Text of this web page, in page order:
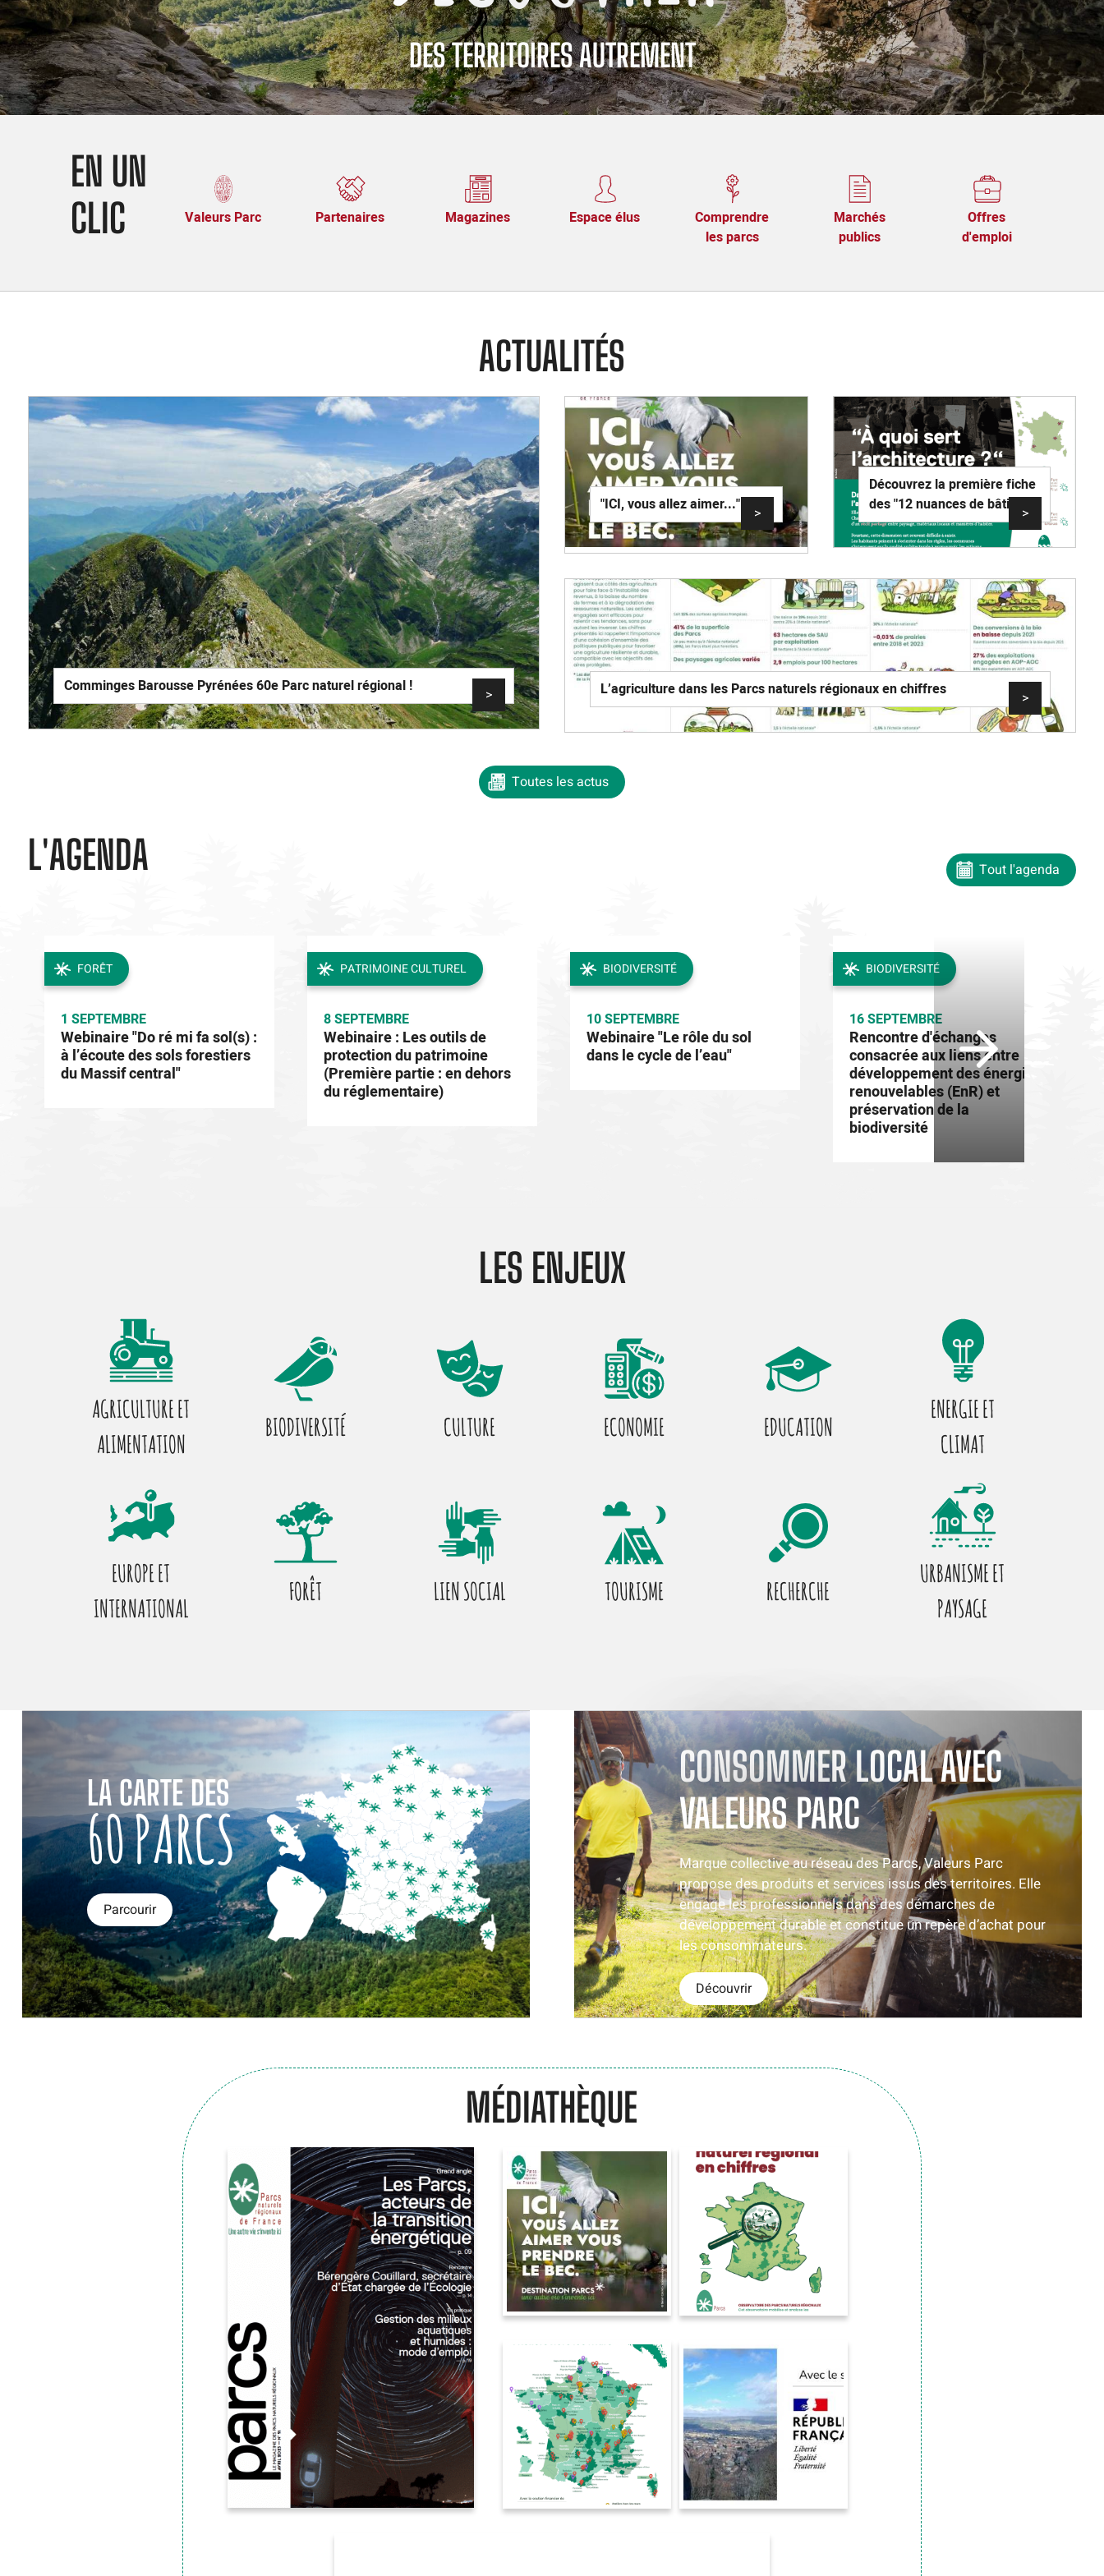
DES TERRITOIRES AUTREMENT
EN UN
CLIC
Valeurs Parc Partenaires Magazines Espace élus
Comprendre
les parcs
Marchés
publics
Offres
d'emploi
ACTUALITÉS
Comminges Barousse Pyrénées 60e Parc naturel régional ! >
Découvrez la première fiche
des "12 nuances de bâti"
>
"ICI, vous allez aimer..." >
L’agriculture dans les Parcs naturels régionaux en chiffres >
Toutes les actus
L'AGENDA
FORÊT
1 SEPTEMBRE
Webinaire "Do ré mi fa sol(s) :
à l’écoute des sols forestiers
du Massif central"
PATRIMOINE CULTUREL
8 SEPTEMBRE
Webinaire : Les outils de
protection du patrimoine
(Première partie : en dehors
du réglementaire)
BIODIVERSITÉ
10 SEPTEMBRE
Webinaire "Le rôle du sol
dans le cycle de l’eau"
BIODIVERSITÉ
16 SEPTEMBRE
Rencontre d'échanges
consacrée aux liens entre
développement des énergies
renouvelables (EnR) et
préservation de la
biodiversité
Tout l'agenda
LES ENJEUX
AGRICULTURE ET
ALIMENTATION
BIODIVERSITÉ CULTURE ECONOMIE EDUCATION
ENERGIE ET
CLIMAT
EUROPE ET
INTERNATIONAL
FORÊT LIEN SOCIAL TOURISME RECHERCHE
URBANISME ET
PAYSAGE
LA CARTE DES
60 PARCS
Parcourir
CONSOMMER LOCAL AVEC
VALEURS PARC
Marque collective au réseau des Parcs, Valeurs Parc
propose des produits et services issus des territoires. Elle
engage les professionnels dans des démarches de
développement durable et constitue un repère d’achat pour
les consommateurs.
Découvrir
MÉDIATHÈQUE